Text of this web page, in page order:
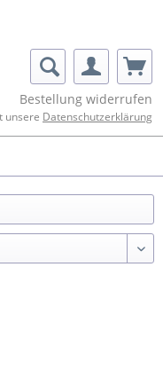
Bestellung widerrufen
unsere Datenschutzerklärung